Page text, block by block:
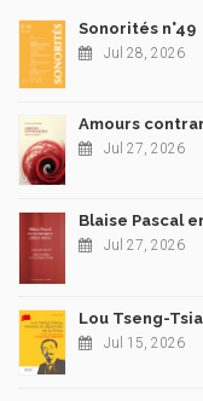
Sonorités n°49
Jul 28, 2026
Amours
Jul 27, 2026
Blaise Pascal
Jul 27, 2026
Lou Tseng-
Jul 15, 2026